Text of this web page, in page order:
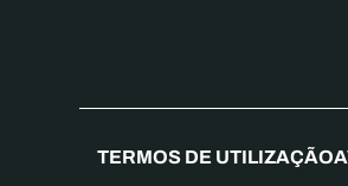
TERMOS DE UTILIZAÇÃO